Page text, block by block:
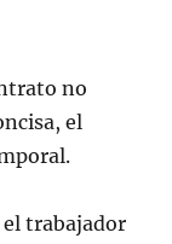
no
el
el trabajador